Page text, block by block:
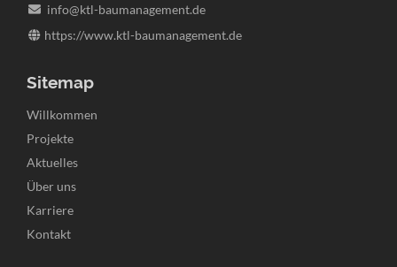
info@ktl-baumanagement.de
https://www.ktl-baumanagement.de
Sitemap
Navigation
überspringen
Willkommen
Projekte
Aktuelles
Über uns
Karriere
Kontakt